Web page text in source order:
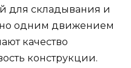
для складывания и
одним движением
качество
конструкции.